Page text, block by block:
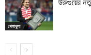
খেলাধুলা
উরুগুয়ের